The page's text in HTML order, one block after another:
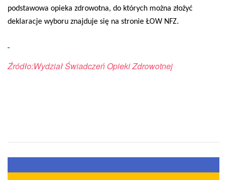
podstawowa opieka zdrowotna, do których można złożyć
deklaracje wyboru znajduje się na stronie ŁOW NFZ.
Źródło:Wydział Świadczeń Opieki Zdrowotnej